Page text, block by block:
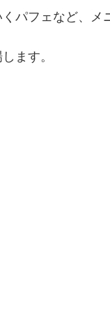
パフェなど、メ
ます。